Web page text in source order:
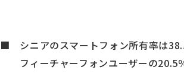
■ シニアのスマートフォン所有率は
フィーチャーフォンユーザーの20.5